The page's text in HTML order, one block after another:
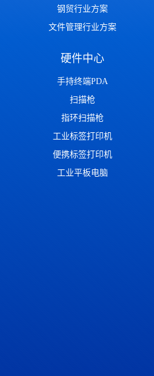
钢贸行业方案
文件管理行业方案
硬件中心
手持终端PDA
扫描枪
指环扫描枪
工业标签打印机
便携标签打印机
工业平板电脑